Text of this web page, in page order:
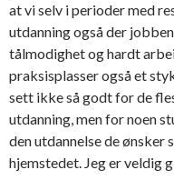
at vi selv i perioder med
utdanning også der
tålmodighet og hardt
praksisplasser også et
sett ikke så godt for de
utdanning, men for noen
den utdannelse de ønsker
hjemstedet. Jeg er veldig